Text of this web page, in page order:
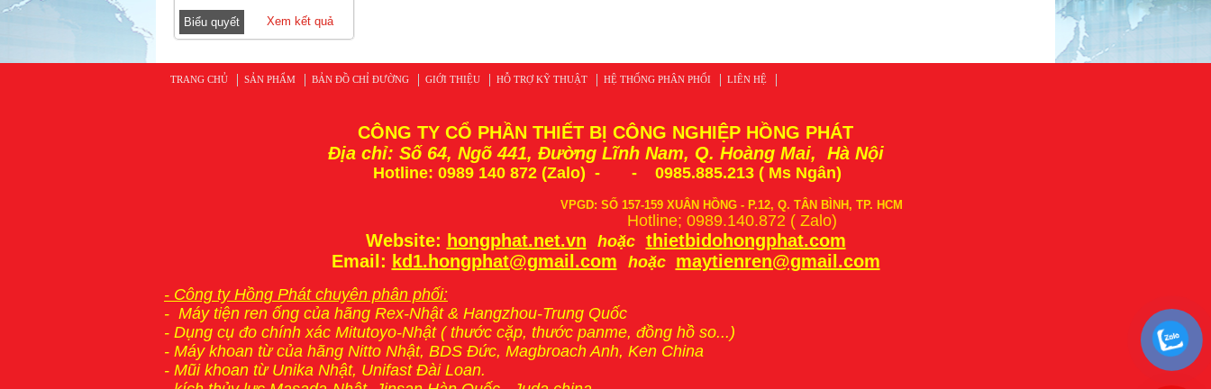
Xem kết quả
TRANG CHỦ SẢN PHẨM BẢN ĐỒ CHỈ ĐƯỜNG GIỚI THIỆU HỖ TRỢ KỸ THUẬT HỆ THỐNG PHÂN PHỐI LIÊN HỆ
CÔNG TY CỔ PHẦN THIẾT BỊ CÔNG NGHIỆP HỒNG PHÁT
Địa chỉ: Số 64, Ngõ 441, Đường Lĩnh Nam, Q. Hoàng Mai, Hà Nội
Hotline: 0989 140 872 (Zalo) - - 0985.885.213 ( Ms Ngân)
VPGD: SỐ 157-159 XUÂN HỒNG - P.12, Q. TÂN BÌNH, TP. HCM
Hotline; 0989.140.872 ( Zalo)
Website: hongphat.net.vn hoặc
thietbidohongphat.com
Email: kd1.hongphat@gmail.com hoặc maytienren@gmail.com
- Công ty Hồng Phát chuyên phân phối:
- Máy tiện ren ống của hãng Rex-Nhật & Hangzhou-Trung Quốc
- Dụng cụ đo chính xác Mitutoyo-Nhật ( thước cặp, thước panme, đồng hồ so...)
- Máy khoan từcủa hãng Nitto Nhật, BDS Đức, Magbroach Anh, Ken China
- Mũi khoan từ Unika Nhật, Unifast Đài Loan.